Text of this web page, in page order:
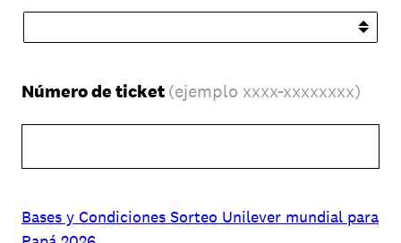
Número de ticket(ejemplo xxxx-xxxxxxxx)
(Obligatorio).
Bases y Condiciones Sorteo Unilever mundial para